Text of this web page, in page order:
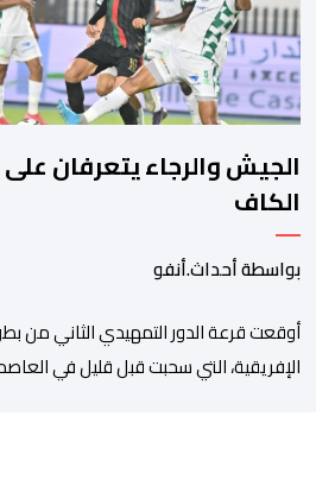
الجيش والرجاء يتعرفان
الكاف
بواسطة أحداث.أنفو
أوقعت قرعة الدور التمهيدي الثاني من
الإفريقية، التي سحبت قبل قليل في